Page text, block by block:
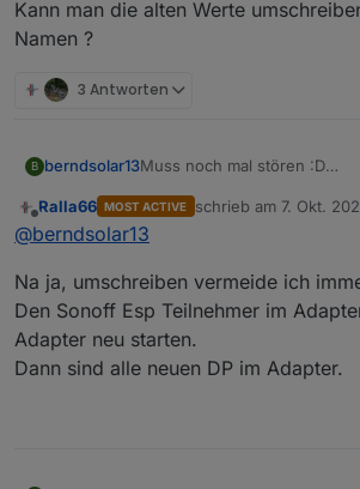
Kann man die alten Werte
Namen ?
3 Antworten
B berndsolar13Muss noch mal stören :D
Entität im Sonoff Adapter
Bedeutet, es schreibt jetzt
durch den Zusatz "PZ" heißt
nun
neu =
Kann man die alten Werte
neuen Namen ?
Offline
Ralla66 MOST ACTIVE schrieb am 7. Okt.
zuletzt editiert von
@berndsolar13
Na ja, umschreiben vermeide ich
Den Sonoff Esp Teilnehmer im
Adapter neu starten.
Dann sind alle neuen DP im Adapter.